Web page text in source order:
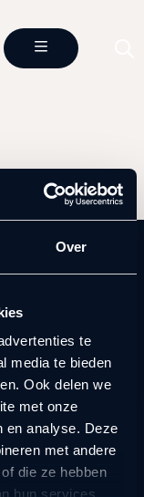
Over
te
media te bieden
Ook delen we
met onze
en analyse. Deze
met andere
die ze hebben
hun services.